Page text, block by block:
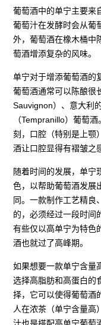
葡萄酒中的单宁主要来
葡萄汁在发酵时会从葡
外，葡萄酒在橡木桶中
萄酒增添复杂的风味。
单宁对于增添葡萄酒的
葡萄酒通常可以陈酿很
Sauvignon）、意大利
（Tempranillo）葡萄
刻，口腔（特别是上颚
酒让口腔显得有褶皱之
随着时间的发展，单宁
色，以帮助葡萄酒发展
同。一款制作工艺精良
的，必须经过一段时间
有些仅以高单宁为特色
酒也就过了高峰期。
如果想要一款单宁含量
选择高脂肪和高蛋白的
择，它可以使得葡萄酒
人在浓茶（单宁含量高
汁也是搭配高单宁葡萄